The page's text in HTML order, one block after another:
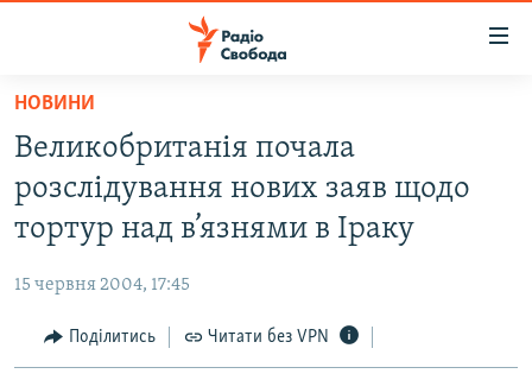
Перейти
основного
матеріалу
Перейти
до
основної
навігації
Перейти
до
РАДІО СВОБОДА – 70 РОКІВ
ВСЕ ЗА ДОБУ
СТАТТІ
ЕКОНОМІКА
СУСПІЛЬСТВО
РОСІЙСЬКА «ФІЛЬТРАЦІЯ»
ДОНБАС.РЕАЛІЇ
НОВИНИ
Великобританія почала
розслідування нових заяв щодо
тортур над в’язнями в Іраку
15 червня 2004, 17:45
Поділитись Читати без VPN